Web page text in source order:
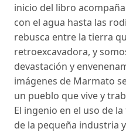
inicio del libro
con el agua hasta las
rebusca entre la tierra
retroexcavadora, y
devastación y
imágenes de Marmato
un pueblo que vive y
El ingenio en el uso de
de la pequeña industria